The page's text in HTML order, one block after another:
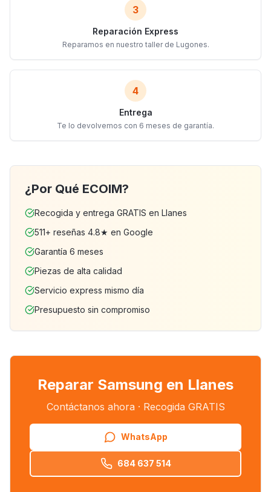
3
Reparación Express
Reparamos en nuestro taller de Lugones.
4
Entrega
Te lo devolvemos con 6 meses de garantía.
¿Por Qué ECOIM?
Recogida y entrega GRATIS en Llanes
511+ reseñas 4.8★ en Google
Garantía 6 meses
Piezas de alta calidad
Servicio express mismo día
Presupuesto sin compromiso
Reparar Samsung en Llanes
Contáctanos ahora · Recogida GRATIS
WhatsApp
684 637 514